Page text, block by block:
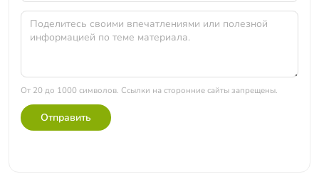
От 20 до 1000 символов. Ссылки на сторонние сайты запрещены.
Отправить